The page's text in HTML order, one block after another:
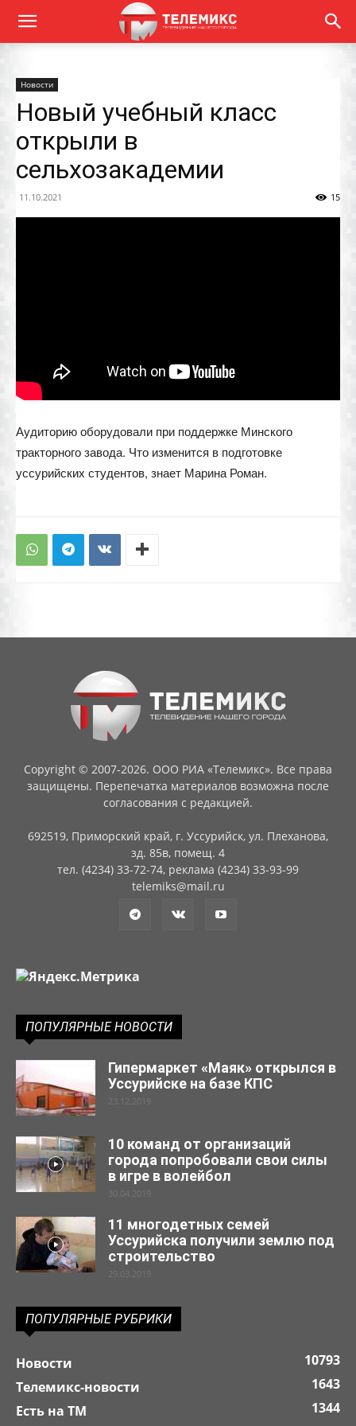
Новости
Новый учебный класс
открыли в
сельхозакадемии
11.10.2021 15
Аудиторию оборудовали при поддержке Минского
тракторного завода. Что изменится в подготовке
уссурийских студентов, знает Марина Роман.
Copyright © 2007-2026. ООО РИА «Телемикс». Все права
защищены. Перепечатка материалов возможна после
согласования с редакцией.
692519, Приморский край, г. Уссурийск, ул. Плеханова,
зд. 85в, помещ. 4
тел. (4234) 33-72-74, реклама (4234) 33-93-99
telemiks@mail.ru
ПОПУЛЯРНЫЕ НОВОСТИ
Гипермаркет «Маяк» открылся в
Уссурийске на базе КПС
23.12.2019
10 команд от организаций
города попробовали свои силы
в игре в волейбол
30.04.2019
11 многодетных семей
Уссурийска получили землю под
строительство
29.03.2019
ПОПУЛЯРНЫЕ РУБРИКИ
Новости
10793
Телемикс-новости
1643
Есть на ТМ
1344